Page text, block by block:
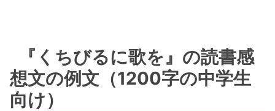
『くちびるに歌を』の読書感
想文の例文（1200字の中学生
向け）